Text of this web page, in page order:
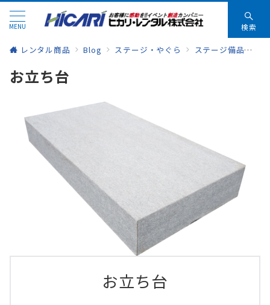
MENU 検索
レンタル商品 Blog ステージ・やぐら ステージ備品
お立ち台
お立ち台